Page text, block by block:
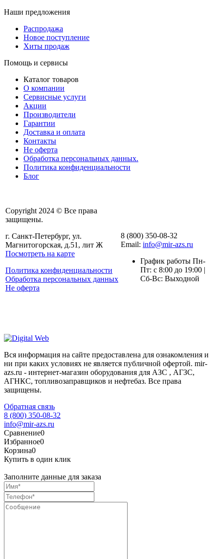
Наши предложения
Распродажа
Новое поступление
Хиты продаж
Помощь и сервисы
Каталог товаров
О компании
Сервисные услуги
Акции
Производители
Гарантии
Доставка и оплата
Контакты
Не оферта
Обработка персональных данных.
Политика конфиденциальности
Блог
Copyright 2024 © Все права
защищены.
г. Санкт-Петербург, ул.
Магнитогорская, д.51, лит Ж
Посмотреть на карте
Политика конфиденциальности
Обработка персональных данных
Не оферта
8 (800) 350-08-32
Email: info@mir-azs.ru
График работы Пн-
Пт: с 8:00 до 19:00 |
Сб-Вс: Выходной
Вся информация на сайте предоставлена для ознакомления и
ни при каких условиях не является публичной офертой. mir-
azs.ru - интернет-магазин оборудования для АЗС , АГЗС,
АГНКС, топливозаправщиков и нефтебаз. Все права
защищены.
Обратная связь
8 (800) 350-08-32
info@mir-azs.ru
Сравнение0
Избранное0
Корзина0
Купить в один клик
Заполните данные для заказа